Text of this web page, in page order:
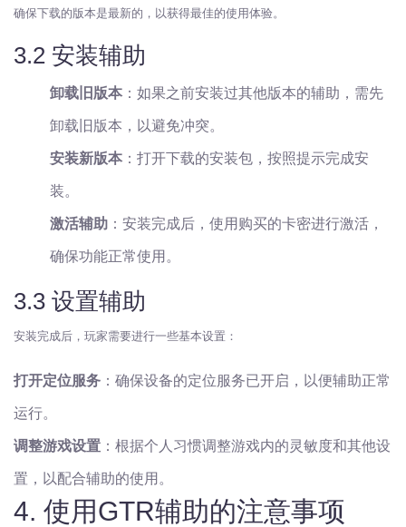
确保下载的版本是最新的，以获得最佳的使用体验。
3.2 安装辅助
卸载旧版本 ：如果之前安装过其他版本的辅助，需先
卸载旧版本，以避免冲突。
安装新版本 ：打开下载的安装包，按照提示完成安
装。
激活辅助 ：安装完成后，使用购买的卡密进行激活，
确保功能正常使用。
3.3 设置辅助
安装完成后，玩家需要进行一些基本设置：
打开定位服务 ：确保设备的定位服务已开启，以便辅助正常
运行。
调整游戏设置 ：根据个人习惯调整游戏内的灵敏度和其他设
置，以配合辅助的使用。
4. 使用GTR辅助的注意事项